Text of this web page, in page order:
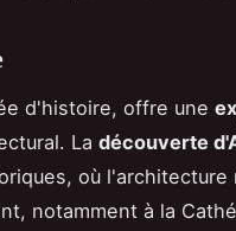
d'histoire, offre une
La découverte
où l'architecture
notamment à la